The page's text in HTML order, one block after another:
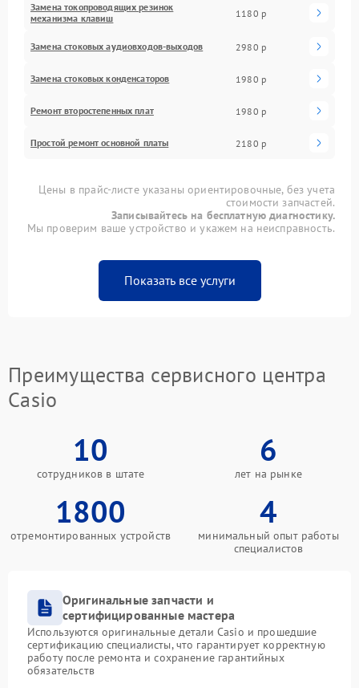
Замена токопроводящих резинок
механизма клавиш
1180 р
Замена стоковых аудиовходов-выходов 2980 р
Замена стоковых конденсаторов 1980 р
Ремонт второстепенных плат 1980 р
Простой ремонт основной платы 2180 р
Цены в прайс-листе указаны ориентировочные, без учета
стоимости запчастей.
Записывайтесь на бесплатную диагностику.
Мы проверим ваше устройство и укажем на неисправность.
Показать все услуги
Преимущества сервисного центра
Casio
10
сотрудников в штате
6
лет на рынке
1800
отремонтированных устройств
4
минимальный опыт работы
специалистов
Оригинальные запчасти и
сертифицированные мастера
Используются оригинальные детали Casio и прошедшие
сертификацию специалисты, что гарантирует корректную
работу после ремонта и сохранение гарантийных
обязательств